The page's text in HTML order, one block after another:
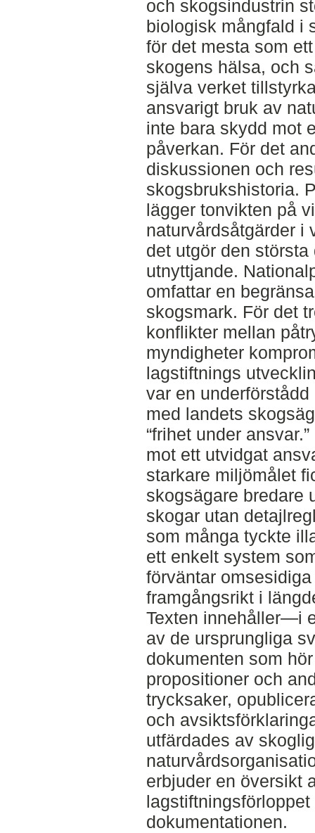
och skogsindustrin
biologisk mångfald i
för det mesta som
skogens hälsa, och
själva verket
ansvarigt bruk av
inte bara skydd mot
påverkan. För det
diskussionen och
skogsbrukshistoria.
lägger tonvikten på
naturvårdsåtgärder i
det utgör den
utnyttjande.
omfattar en
skogsmark. För det
konflikter mellan
myndigheter
lagstiftnings
var en
med landets
“frihet under
mot ett utvidgat
starkare miljömålet
skogsägare bredare
skogar utan
som många tyckte
ett enkelt system
förväntar
framgångsrikt i
Texten innehåller—i
av de ursprungliga
dokumenten som
propositioner och
trycksaker,
och
utfärdades av
erbjuder en översikt
dokumentationen.